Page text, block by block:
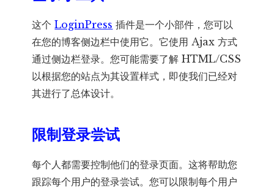
这个LoginPress 插件是一个小部件，您可以
在您的博客侧边栏中使用它。它使用 Ajax 方式
通过侧边栏登录。您可能需要了解 HTML/CSS
以根据您的站点为其设置样式，即使我们已经对
其进行了总体设计。
限制登录尝试
每个人都需要控制他们的登录页面。这将帮助您
跟踪每个用户的登录尝试。您可以限制每个用户